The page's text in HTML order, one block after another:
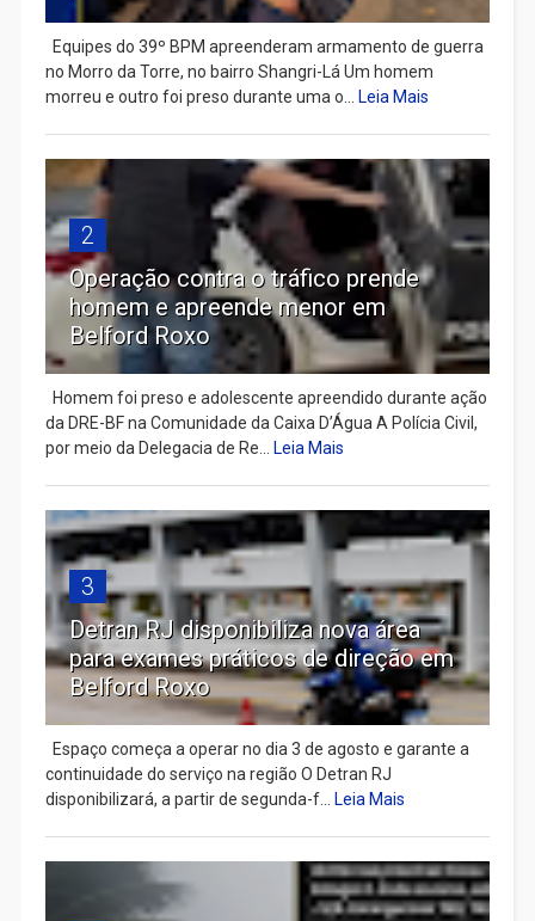
Equipes do 39º BPM apreenderam armamento de guerra
no Morro da Torre, no bairro Shangri-Lá Um homem
morreu e outro foi preso durante uma o...
Leia Mais
2
Operação contra o tráfico prende
homem e apreende menor em
Belford Roxo
Homem foi preso e adolescente apreendido durante ação
da DRE-BF na Comunidade da Caixa D’Água A Polícia Civil,
por meio da Delegacia de Re...
Leia Mais
3
Detran RJ disponibiliza nova área
para exames práticos de direção em
Belford Roxo
Espaço começa a operar no dia 3 de agosto e garante a
continuidade do serviço na região O Detran RJ
disponibilizará, a partir de segunda-f...
Leia Mais